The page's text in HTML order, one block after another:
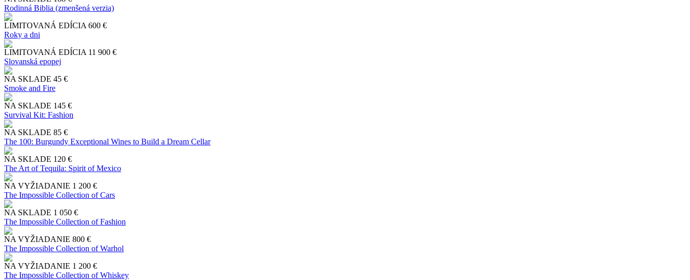
Rodinná Biblia (zmenšená verzia)
LIMITOVANÁ EDÍCIA 600 €
Roky a dni
LIMITOVANÁ EDÍCIA 11 900 €
Slo​vanská epopej
NA SKLADE 45 €
Smoke and Fire
NA SKLADE 145 €
Survival Kit: Fashion
NA SKLADE 85 €
The 100: Burgundy Exceptional Wines to Build a Dream Cellar
NA SKLADE 120 €
The Art of Tequila: Spirit of Mexico
NA VYŽIADANIE 1 200 €
The Impossible Collection of Cars
NA SKLADE 1 050 €
The Impossible Collection of Fashion
NA VYŽIADANIE 800 €
The Impossible Collection of Warhol
NA VYŽIADANIE 1 200 €
The Impossible Collection of Whiskey